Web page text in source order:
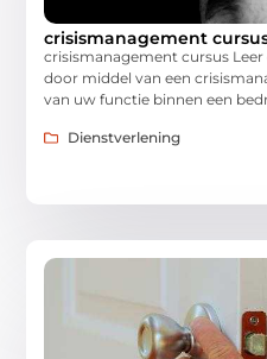
crisismanagement
crisismanagement cursus
door middel van een
van uw functie binnen een
Dienstverlening